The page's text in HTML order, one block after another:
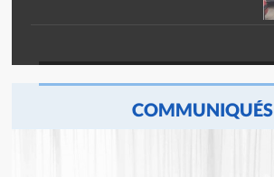
COMMUNIQUÉS